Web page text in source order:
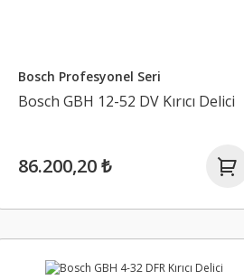
Bosch Profesyonel Seri
Bosch GBH 12-52 DV Kırıcı Delici
86.200,20 ₺